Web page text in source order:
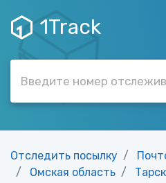
1Track
Отследить посылку
Омская область